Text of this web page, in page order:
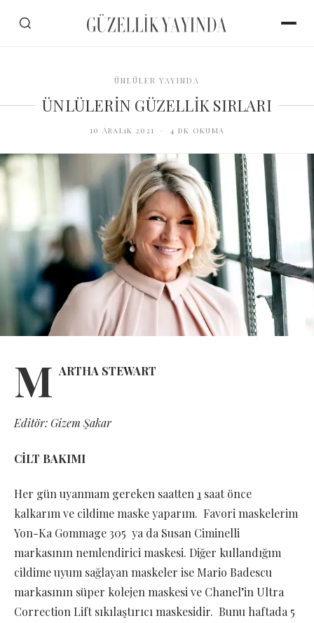
ÜNLÜLER YAYINDA
ÜNLÜLERİN GÜZELLİK SIRLARI
10 Aralık 2021 · 4 dk okuma
M ARTHA STEWART
Editör: Gizem Şakar
CİLT BAKIMI
Her gün uyanmam gereken saatten 1 saat önce
kalkarım ve cildime maske yaparım. Favori maskelerim
Yon-Ka Gommage 305 ya da Susan Ciminelli
markasının nemlendirici maskesi. Diğer kullandığım
cildime uyum sağlayan maskeler ise Mario Badescu
markasının süper kolejen maskesi ve Chanel’in Ultra
Correction Lift sıkılaştırıcı maskesidir. Bunu haftada 5